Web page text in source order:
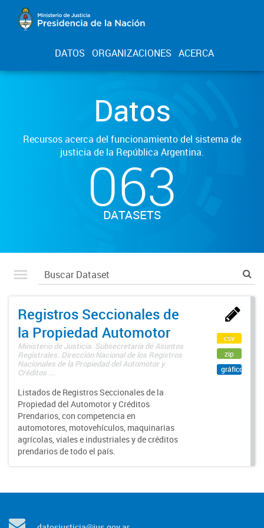
DATOS ORGANIZACIONES ACERCA
Datos
Recursos acerca del funcionamiento del sistema de
justicia de la República Argentina.
063
DATASETS
Registros Seccionales de
la Propiedad Automotor
Ministerio de Justicia. Subsecretaría de Asuntos
Registrales. Dirección Nacional de los Registros
Nacionales de la Propiedad del Automotor y
Créditos ...
Listados de Registros Seccionales de la
Propiedad del Automotor y Créditos
Prendarios, con competencia en
automotores, motovehículos, maquinarias
agrícolas, viales e industriales y de créditos
prendarios de todo el país.
csv
zip
gráfico